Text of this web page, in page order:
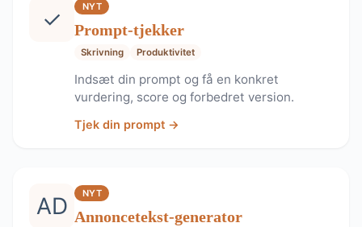
✓ NYT
Prompt-tjekker
Skrivning Produktivitet
Indsæt din prompt og få en konkret
vurdering, score og forbedret version.
Tjek din prompt →
AD NYT
Annoncetekst-generator